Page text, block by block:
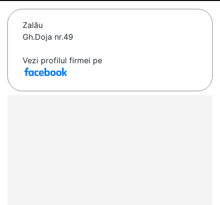
Zalău
Gh.Doja nr.49
Vezi profilul firmei pe